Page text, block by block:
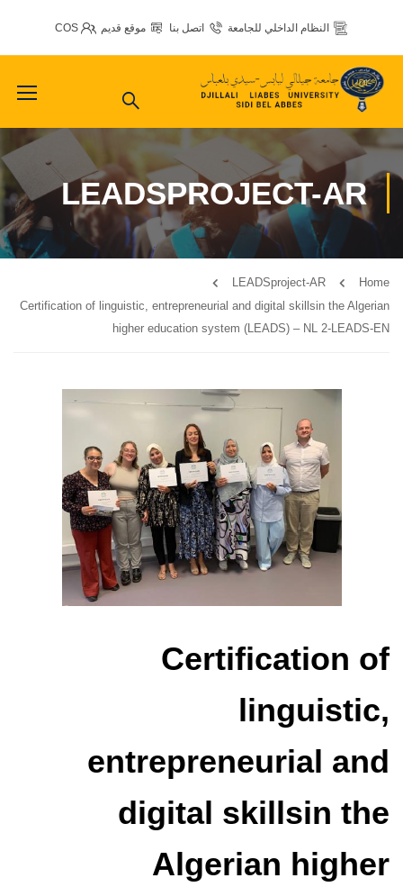
النظام الداخلي للجامعة اتصل بنا موقع قديم COS
LEADSPROJECT-AR
Home
LEADSproject-AR
Certification of linguistic, entrepreneurial and digital skillsin the Algerian
higher education system (LEADS) – NL 2-LEADS-EN
Certification of
linguistic,
entrepreneurial and
digital skillsin the
Algerian higher